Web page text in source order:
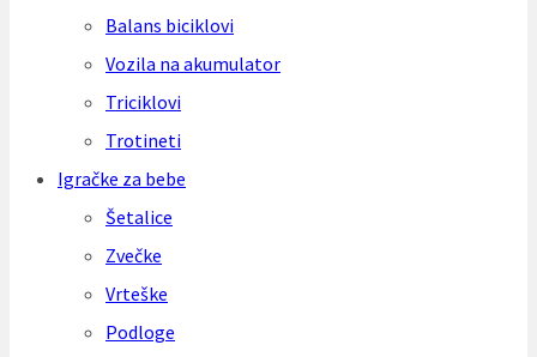
Balans biciklovi
Vozila na akumulator
Triciklovi
Trotineti
Igračke za bebe
Šetalice
Zvečke
Vrteške
Podloge